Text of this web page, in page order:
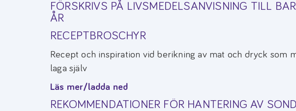
FÖRSKRIVS PÅ LIVSMEDELSANVISNING TILL
ÅR
RECEPTBROSCHYR
Recept och inspiration vid berikning av mat och dryck som
laga själv
Läs mer/ladda ned
REKOMMENDATIONER FÖR HANTERING AV